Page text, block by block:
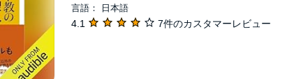
言語： 日本語
4.1 7件のカスタマーレビュー